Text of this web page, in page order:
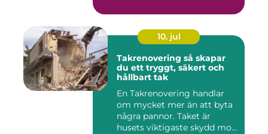
10. jul
Takrenovering så skapar
du ett tryggt, säkert och
hållbart tak
En Takrenovering handlar
om mycket mer än att byta
några pannor. Taket är
husets viktigaste skydd mo...